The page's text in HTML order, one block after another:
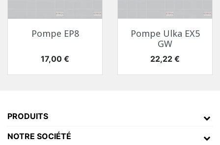
Pompe EP8
Prix
17,00 €
Pompe Ulka EX5
GW
Prix
22,22 €
PRODUITS
NOTRE SOCIÉTÉ